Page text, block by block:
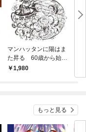
マンハッタンに陽はま
た昇る 60歳から始ま
る青春グラフィティ
1,980
もっと見る